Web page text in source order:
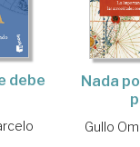
debe
Nada
Gullo